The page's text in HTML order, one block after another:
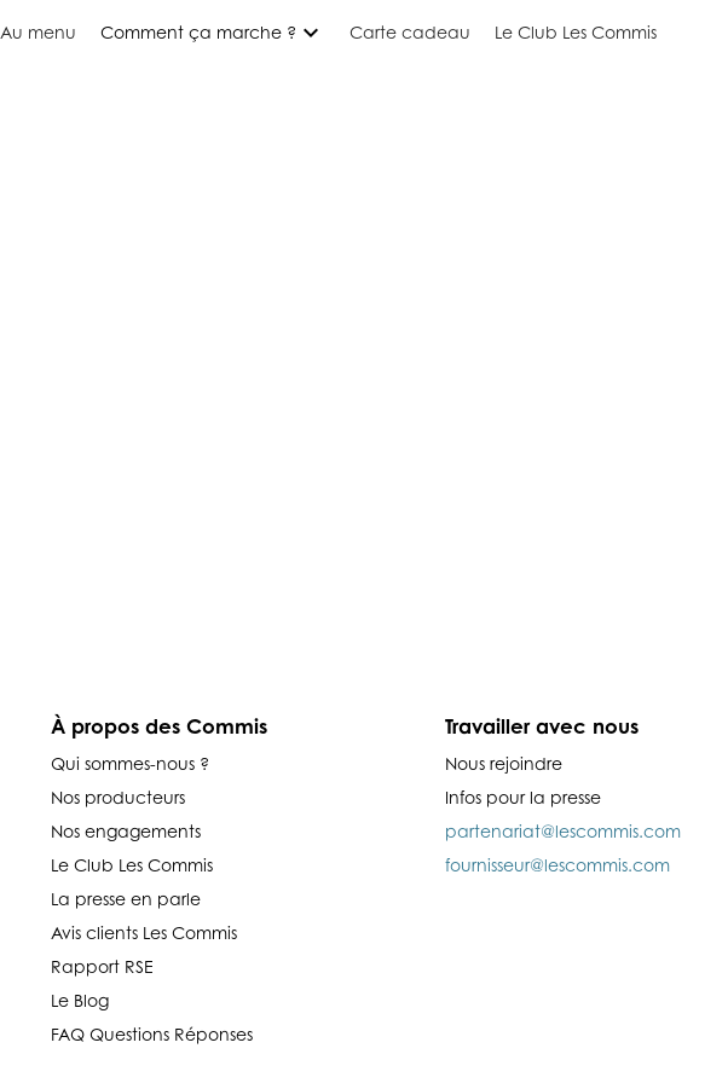
Au menu Comment ça marche ? expand_more Carte cadeau Le Club Les Commis
À propos des Commis
Qui sommes-nous ?
Nos producteurs
Nos engagements
Le Club Les Commis
La presse en parle
Avis clients Les Commis
Rapport RSE
Le Blog
FAQ Questions Réponses
Travailler avec nous
Nous rejoindre
Infos pour la presse
partenariat@lescommis.com
fournisseur@lescommis.com